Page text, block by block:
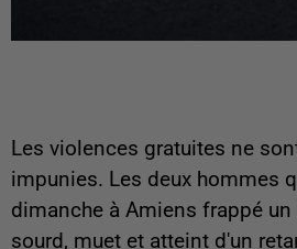
Les violences gratuites ne
impunies. Les deux hommes
dimanche à Amiens frappé
sourd, muet et atteint d'un